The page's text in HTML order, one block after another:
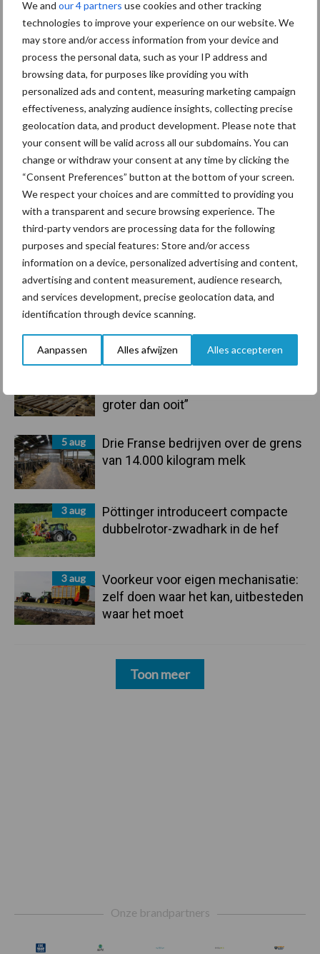
We and our 4 partners use cookies and other tracking
technologies to improve your experience on our website. We
may store and/or access information from your device and
process the personal data, such as your IP address and
browsing data, for purposes like providing you with
personalized ads and content, measuring marketing campaign
effectiveness, analyzing audience insights, collecting precise
geolocation data, and product development. Please note that
your consent will be valid across all our subdomains. You can
change or withdraw your consent at any time by clicking the
“Consent Preferences” button at the bottom of your screen.
We respect your choices and are committed to providing you
with a transparent and secure browsing experience. The
third-party vendors are processing data for the following
purposes and special features: Store and/or access
information on a device, personalized advertising and content,
advertising and content measurement, audience research,
and services development, precise geolocation data, and
identification through device scanning.
Aanpassen Alles afwijzen Alles accepteren
Primaire
Sidebar
Recent nieuws Partner nieuws
6 aug
Tien praktische tips voor een
langere levensduur
5 aug
“Vraag naar praktische
groter dan ooit”
5 aug
Drie Franse bedrijven over de grens
van 14.000 kilogram melk
3 aug
Pöttinger introduceert compacte
dubbelrotor-zwadhark in de hef
3 aug
Voorkeur voor eigen mechanisatie:
zelf doen waar het kan, uitbesteden
waar het moet
Toon meer
Diergezondheid Bemesting Fokkerij
Mastitis Hittestress
Toon meer
Onze brandpartners